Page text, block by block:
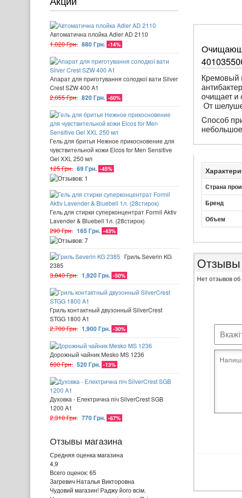
Автоматична плойка Adler AD 2110
1,020 Грн. 880 Грн. -14%
Апарат для приготування солодкої вати Silver
Crest SZW 400 A1
2,055 Грн. 820 Грн. -60%
Гель для бритья Нежное прикосновение для
чувствительной кожи Elcos for Men Sensitive
Gel XXL 250 мл
125 Грн. 69 Грн. -45%
Гель для стирки суперконцентрат Formil Aktiv
Lavender & Bluebell 1л. (28стирок)
290 Грн. 165 Грн. -43%
Гриль Severin KG
2385
3,840 Грн. 1,920 Грн. -50%
Гриль контактный двузонный SilverCrest
STGG 1800 A1
2,700 Грн. 1,900 Грн. -30%
Дорожный чайник Mesko MS 1236
600 Грн. 520 Грн. -13%
Духовка - Електрична піч SilverCrest SGB
1200 A1
2,310 Грн. 770 Грн. -67%
Отзывы магазина
Средняя оценка магазина
4,9
Всего оценок: 65
Загревич Наталья Викторовна
Чудовий магазин! Раджу його всім.
Кремовый
очищает и
От
Cпособ
Страна
Бренд
Объем
Отзывы
Нет отзывов об